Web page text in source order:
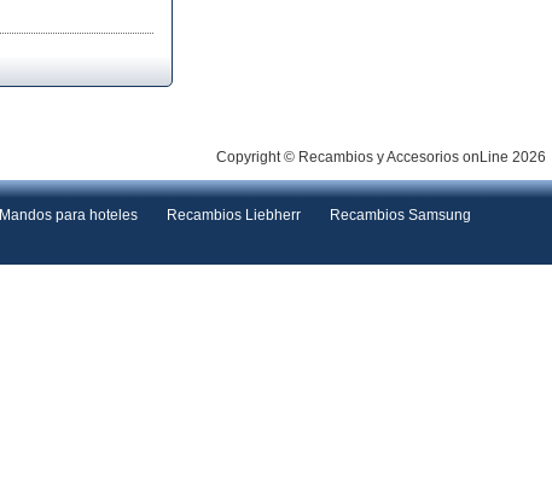
Copyright © Recambios y Accesorios onLine 2026
Mandos para hoteles Recambios Liebherr
Recambios Samsung